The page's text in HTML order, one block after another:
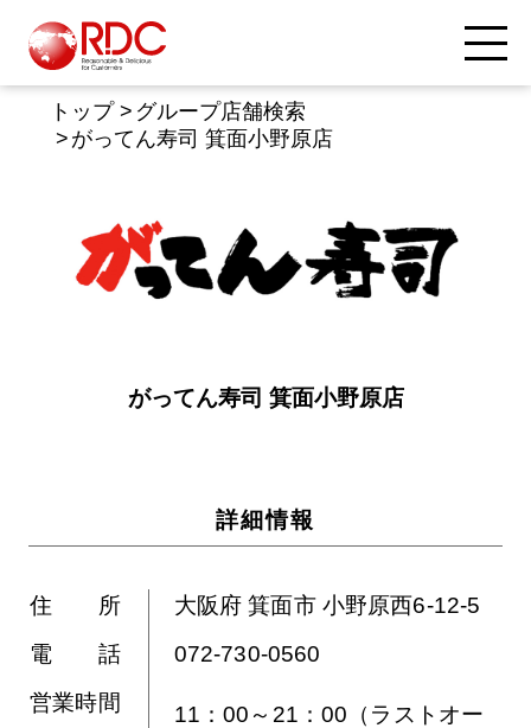
トップ
グループ店舗検索
がってん寿司 箕面小野原店
がってん寿司 箕面小野原店
詳細情報
住 所
大阪府 箕面市 小野原西6-12-5
電 話
072-730-0560
営業時間
11：00～21：00（ラストオー